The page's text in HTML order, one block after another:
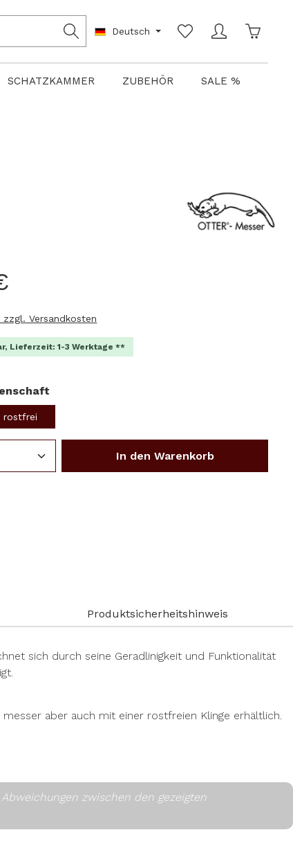
Deutsch
SCHATZKAMMER ZUBEHÖR SALE %
Versandkosten
Lieferzeit: 1-3 Werktage **
rostfrei
Gib den gewünschten Wert
In den Warenkorb
Produktsicherheitshinweis
sich durch seine Geradlinigkeit und Funktionalität
aber auch mit einer rostfreien Klinge erhältlich.
zwischen den gezeigten